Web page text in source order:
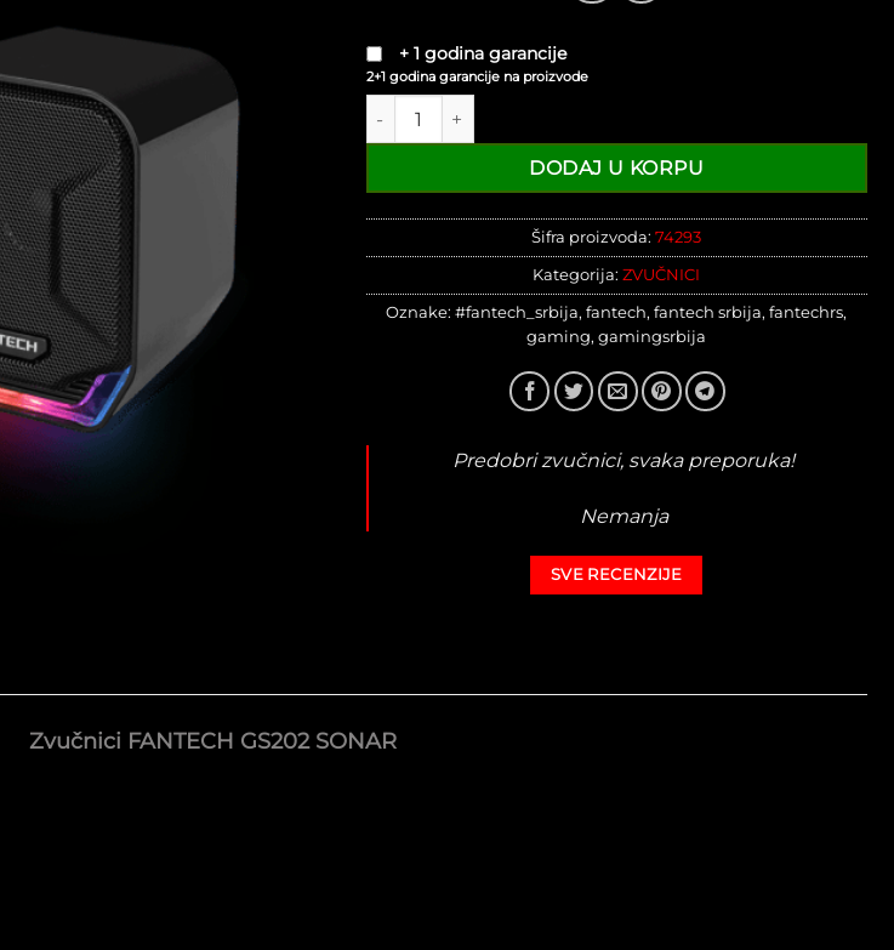
bila:
+ 1 godina garancije
2+1 godina garancije na proizvode
Zvučnici FANTECH GS202 SONAR RGB crne količina
DODAJ U KORPU
Šifra proizvoda:74293
Kategorija:ZVUČNICI
Oznake:#fantech_srbija,fantech,fantech srbija,fantechrs,
gaming,gamingsrbija
Predobri zvučnici, svaka preporuka!
Nemanja
SVE RECENZIJE
Zvučnici FANTECH GS202 SONAR